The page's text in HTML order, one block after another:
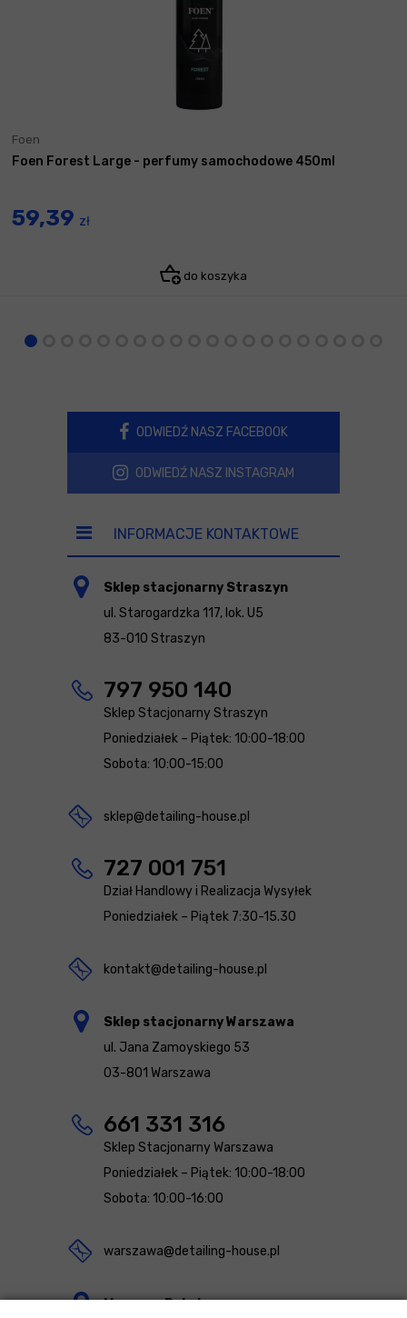
Foen
Foen Forest Large - perfumy samochodowe 450ml
59,39 zł
do koszyka
ODWIEDŹ NASZ FACEBOOK
ODWIEDŹ NASZ INSTAGRAM
INFORMACJE KONTAKTOWE
Sklep stacjonarny Straszyn
ul. Starogardzka 117, lok. U5
83-010 Straszyn
797 950 140
Sklep Stacjonarny Straszyn
Poniedziałek – Piątek: 10:00-18:00
Sobota: 10:00-15:00
sklep@detailing-house.pl
727 001 751
Dział Handlowy i Realizacja Wysyłek
Poniedziałek – Piątek 7:30-15.30
kontakt@detailing-house.pl
Sklep stacjonarny Warszawa
ul. Jana Zamoyskiego 53
03-801 Warszawa
661 331 316
Sklep Stacjonarny Warszawa
Poniedziałek – Piątek: 10:00-18:00
Sobota: 10:00-16:00
warszawa@detailing-house.pl
Magazyn Rekcin